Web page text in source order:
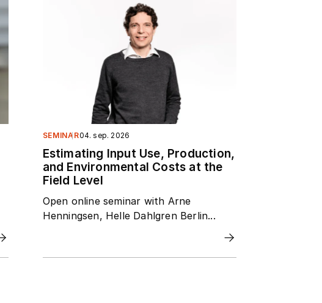
SEMINAR04. sep. 2026
Estimating Input Use, Production,
and Environmental Costs at the
Field Level
Open online seminar with Arne
Henningsen, Helle Dahlgren Berlin...